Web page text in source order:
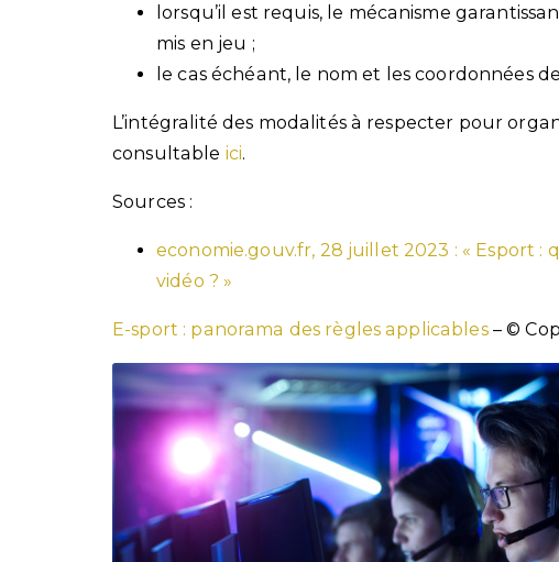
lorsqu’il est requis, le mécanisme
mis en jeu ;
le cas échéant, le nom et les coordonnées
L’intégralité des modalités à respecter pour
consultable ici.
Sources :
economie.gouv.fr, 28 juillet 2023 : « Esport
vidéo ? »
E-sport : panorama des règles applicables– ©